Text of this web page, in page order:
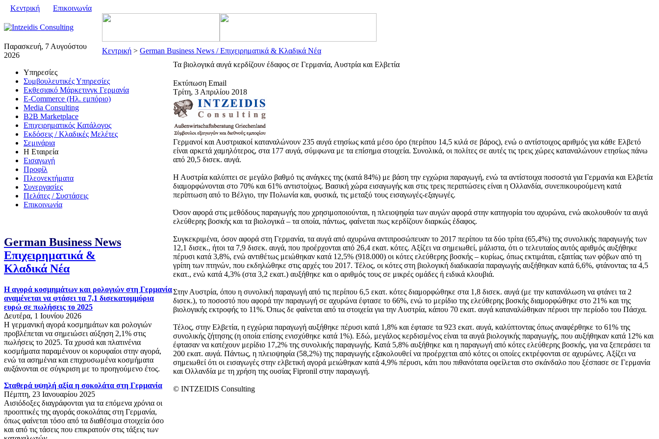
Κεντρική Επικοινωνία
Παρασκευή, 7 Αυγούστου
2026
Κεντρική > German Business News / Επιχειρηματικά & Κλαδικά Νέα
Υπηρεσίες
Συμβουλευτικές Υπηρεσίες
Εκθεσιακό Μάρκετινγκ Γερμανία
E-Commerce (Ηλ. εμπόριο)
Media Consulting
B2B Marketplace
Επιχειρηματικός Κατάλογος
Εκδόσεις / Κλαδικές Μελέτες
Σεμινάρια
Η Εταιρεία
Εισαγωγή
Προφίλ
Πλεονεκτήματα
Συνεργασίες
Πελάτες / Συστάσεις
Επικοινωνία
German Business News
Επιχειρηματικά &
Κλαδικά Νέα
Η αγορά κοσμημάτων και ρολογιών στη Γερμανία
αναμένεται να φτάσει τα 7,1 δισεκατομμύρια
ευρώ σε πωλήσεις το 2025
Δευτέρα, 1 Ιουνίου 2026
Η γερμανική αγορά κοσμημάτων και ρολογιών
προβλέπεται να σημειώσει αύξηση 2,1% στις
πωλήσεις το 2025. Τα χρυσά και πλατινένια
κοσμήματα παραμένουν οι κορυφαίοι στην αγορά,
ενώ τα ασημένια και επιχρυσωμένα κοσμήματα
αυξάνονται σε σύγκριση με το προηγούμενο έτος.
Σταθερά υψηλή αξία η σοκολάτα στη Γερμανία
Πέμπτη, 23 Ιανουαρίου 2025
Αισιόδοξες διαγράφονται για τα επόμενα χρόνια οι
προοπτικές της αγοράς σοκολάτας στη Γερμανία,
όπως φαίνεται τόσο από τα διαθέσιμα στοιχεία όσο
και από τις τάσεις που επικρατούν στις τάξεις των
Τα βιολογικά αυγά κερδίζουν έδαφος σε Γερμανία, Αυστρία και Ελβετία
Εκτύπωση Email
Τρίτη, 3 Απριλίου 2018
Γερμανοί και Αυστριακοί καταναλώνουν 235 αυγά ετησίως κατά μέσο όρο (περίπου 14,5 κιλά σε βάρος), ενώ ο αντίστοιχος αριθμός για κάθε Ελβετό
είναι αρκετά χαμηλότερος, στα 177 αυγά, σύμφωνα με τα επίσημα στοιχεία. Συνολικά, οι πολίτες σε αυτές τις τρεις χώρες καταναλώνουν ετησίως πάνω
από 20,5 δισεκ. αυγά.
Η Αυστρία καλύπτει σε μεγάλο βαθμό τις ανάγκες της (κατά 84%) με βάση την εγχώρια παραγωγή, ενώ τα αντίστοιχα ποσοστά για Γερμανία και Ελβετία
διαμορφώνονται στο 70% και 61% αντιστοίχως. Βασική χώρα εισαγωγής και στις τρεις περιπτώσεις είναι η Ολλανδία, συνεπικουρούμενη κατά
περίπτωση από το Βέλγιο, την Πολωνία και, φυσικά, τις μεταξύ τους εισαγωγές-εξαγωγές.
Όσον αφορά στις μεθόδους παραγωγής που χρησιμοποιούνται, η πλειοψηφία των αυγών αφορά στην κατηγορία του αχυρώνα, ενώ ακολουθούν τα αυγά
ελεύθερης βοσκής και τα βιολογικά – τα οποία, πάντως, φαίνεται πως κερδίζουν διαρκώς έδαφος.
Συγκεκριμένα, όσον αφορά στη Γερμανία, τα αυγά από αχυρώνα αντιπροσώπευαν το 2017 περίπου τα δύο τρίτα (65,4%) της συνολικής παραγωγής των
12,1 δισεκ., ήτοι τα 7,9 δισεκ. αυγά, που προέρχονται από 26,4 εκατ. κότες. Αξίζει να σημειωθεί, μάλιστα, ότι ο τελευταίος αυτός αριθμός αυξήθηκε
πέρυσι κατά 3,8%, ενώ αντιθέτως μειώθηκαν κατά 12,5% (918.000) οι κότες ελεύθερης βοσκής – κυρίως, όπως εκτιμάται, εξαιτίας των φόβων από τη
γρίπη των πτηνών, που εκδηλώθηκε στις αρχές του 2017. Τέλος, οι κότες στη βιολογική διαδικασία παραγωγής αυξήθηκαν κατά 6,6%, φτάνοντας τα 4,5
εκατ., ενώ κατά 4,3% (στα 3,2 εκατ.) αυξήθηκε και ο αριθμός τους σε μικρές ομάδες ή ειδικά κλουβιά.
Στην Αυστρία, όπου η συνολική παραγωγή από τις περίπου 6,5 εκατ. κότες διαμορφώθηκε στα 1,8 δισεκ. αυγά (με την κατανάλωση να φτάνει τα 2
δισεκ.), το ποσοστό που αφορά την παραγωγή σε αχυρώνα έφτασε το 66%, ενώ το μερίδιο της ελεύθερης βοσκής διαμορφώθηκε στο 21% και της
βιολογικής εκτροφής το 11%. Όπως δε φαίνεται από τα στοιχεία για την Αυστρία, κάπου 70 εκατ. αυγά καταναλώθηκαν πέρυσι την περίοδο του Πάσχα.
Τέλος, στην Ελβετία, η εγχώρια παραγωγή αυξήθηκε πέρυσι κατά 1,8% και έφτασε τα 923 εκατ. αυγά, καλύπτοντας όπως αναφέρθηκε το 61% της
συνολικής ζήτησης (η οποία επίσης ενισχύθηκε κατά 1%). Εδώ, μεγάλος κερδισμένος είναι τα αυγά βιολογικής παραγωγής, που αυξήθηκαν κατά 12% και
έφτασαν να κατέχουν μερίδιο 17,2% της συνολικής παραγωγής. Κατά 5,8% αυξήθηκε και η παραγωγή από κότες ελεύθερης βοσκής, για να ξεπεράσει τα
200 εκατ. αυγά. Πάντως, η πλειοψηφία (58,2%) της παραγωγής εξακολουθεί να προέρχεται από κότες οι οποίες εκτρέφονται σε αχυρώνες. Αξίζει να
σημειωθεί ότι οι εισαγωγές στην ελβετική αγορά μειώθηκαν κατά 4,9% πέρυσι, κάτι που πιθανότατα οφείλεται στο σκάνδαλο που ξέσπασε σε Γερμανία
και Ολλανδία με τη χρήση της ουσίας Fipronil στην παραγωγή.
© INTZEIDIS Consulting